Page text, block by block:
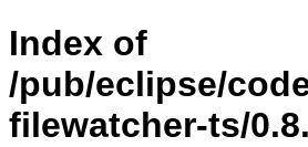
Index of
/pub/eclipse/
filewatcher-ts/